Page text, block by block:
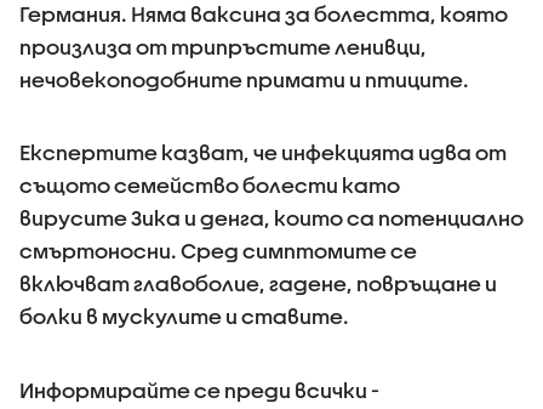
Германия. Няма ваксина за болестта, която
произлиза от трипръстите ленивци,
нечовекоподобните примати и птиците.
Експертите казват, че инфекцията идва от
същото семейство болести като
вирусите Зика и денга, които са потенциално
смъртоносни. Сред симптомите се
включват главоболие, гадене, повръщане и
болки в мускулите и ставите.
Информирайте се преди всички -